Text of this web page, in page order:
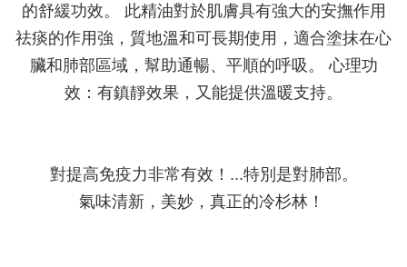
的舒緩功效。 此精油對於肌膚具有強大的安撫作用
祛痰的作用強，質地溫和可長期使用，適合塗抹在心
臟和肺部區域，幫助通暢、平順的呼吸。 心理功
效：有鎮靜效果，又能提供溫暖支持。
對提高免疫力非常有效！...特別是對肺部。
氣味清新，美妙，真正的冷杉林！